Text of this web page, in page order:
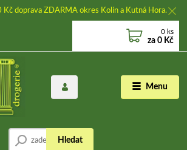
Kč doprava ZDARMA okres Kolín a Kutná Hora.
Menu
Hledat
0 ks
za 0 Kč